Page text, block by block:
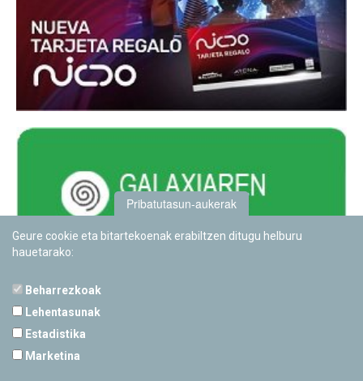
Pribatutasun-aukerak
Geure cookie eta bitartekoenak erabiltzen ditugu helburu
hauetarako:
Beharrezkoak
Lehentasunak
Estadistika
Marketina